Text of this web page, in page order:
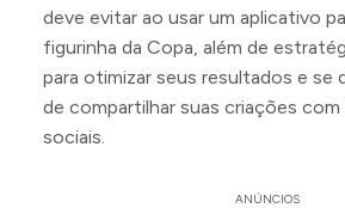
deve evitar ao usar um aplicativo
figurinha da Copa, além de
para otimizar seus resultados e se
de compartilhar suas criações com
sociais.
ANÚNCIOS